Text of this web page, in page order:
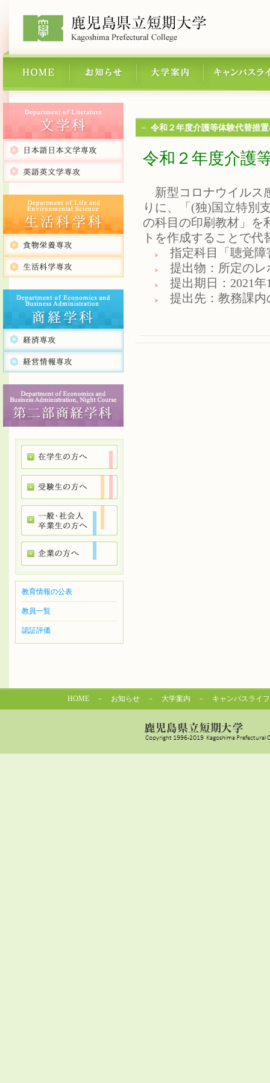
教育情報の公表
教員一覧
認証評価
令和２年度介護等体験代替措
令和２年度介護
新型コロナウイルス
りに、「(独)国立特別
の科目の印刷教材」を
トを作成することで
指定科目「聴覚障
提出物：所定のレ
提出期日：2021年
提出先：教務課内
HOME － お知らせ － 大学案内 － キャンパスライフ